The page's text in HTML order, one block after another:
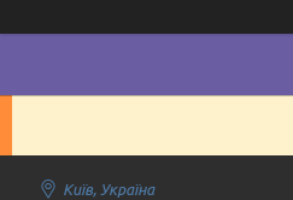
Київ, Україна